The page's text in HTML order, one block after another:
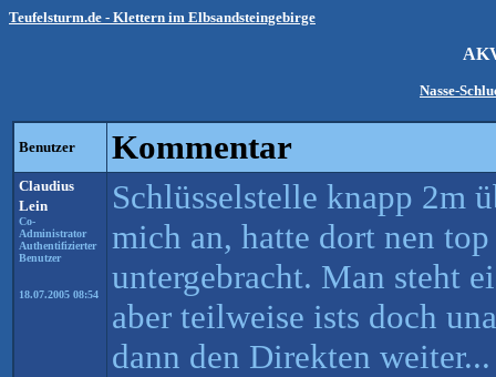
Teufelsturm.de - Klettern im Elbsandsteingebirge
Nasse-
Benutzer Kommentar
Claudius
Lein
Co-
Administrator
Authentifizierter
Benutzer
18.07.2005 08:54
Schlüsselstelle knapp 2m
mich an, hatte dort nen
untergebracht. Man steht
aber teilweise ists doch
dann den Direkten weiter...